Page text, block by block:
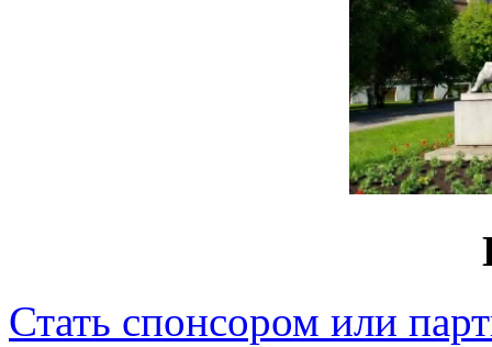
Стать спонсором или